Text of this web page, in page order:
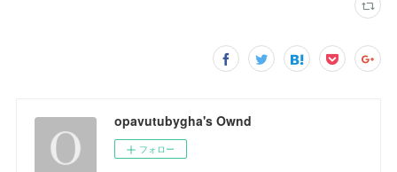
opavutubygha's Ownd
フォロー